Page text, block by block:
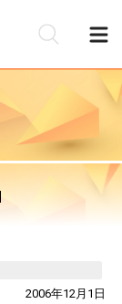
2006年12月1日